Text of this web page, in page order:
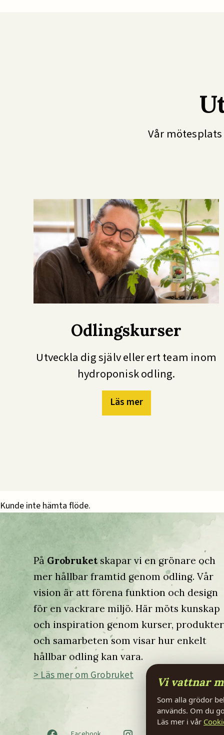
Vår
Odlingskurser
Utveckla dig själv eller ert team inom
hydroponisk odling.
Läs mer
Kunde inte hämta flöde.
På Grobruketskapar vi en grönare och
mer hållbar framtid genom odling. Vår
vision är att förena funktion och design
för en vackrare miljö. Här möts kunskap
och inspiration genom kurser, produkter
och samarbeten som visar hur enkelt
hållbar odling kan vara.
> Läs mer om Grobruket
Vi vattnar
Som alla grödor
används. Om du
Läs mer i vår